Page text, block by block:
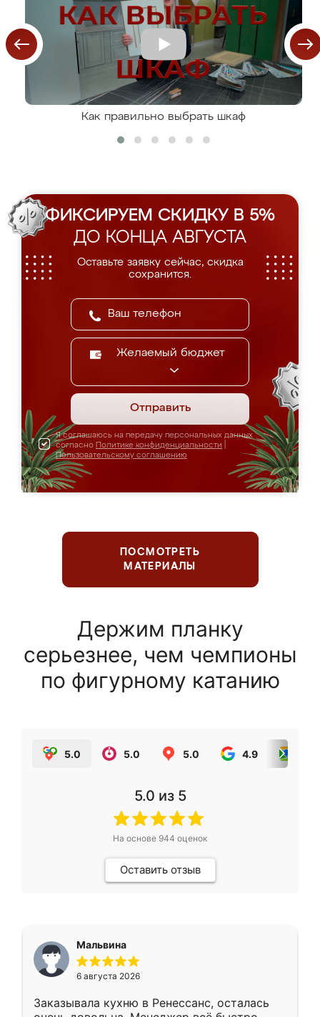
Как правильно выбрать шкаф
ФИКСИРУЕМ СКИДКУ В 5%
ДО КОНЦА АВГУСТА
Оставьте заявку сейчас, скидка
сохранится.
Желаемый бюджет
Отправить
Я соглашаюсь на передачу персональных данных
согласно Политике конфиденциальности
Пользовательскому соглашению
ПОСМОТРЕТЬ
МАТЕРИАЛЫ
Держим планку
серьезнее, чем чемпионы
по фигурному катанию
5.0 5.0 5.0 4.9
5.0 из 5
На основе 944 оценок
Оставить отзыв
Мальвина
6 августа 2026
Заказывала кухню в Ренессанс, осталась